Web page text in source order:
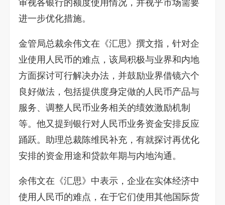
审视各银行的额度使用情况，并视乎市场需要
进一步优化措施。
金管局总裁余伟文在《汇思》撰文指，针对企
业使用人民币的难点，该局积极与业界和内地
方面探讨可行解决办法，并鼓励业界借镜六个
良好做法，包括提供度身定做的人民币产品与
服务、调整人民币业务相关的绩效激励机制
等。他又提到银行对人民币业务资金安排反应
踊跃。助理总裁陈维民补充，有就探讨再优化
安排的资金用途和贷款年期与内地沟通。
余伟文在《汇思》中表示，企业在实体经济中
使用人民币的难点，在于它们使用其他国际货